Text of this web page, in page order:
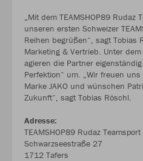
„Mit dem TEAMSHOP89 Rudaz
unseren ersten Schweizer
Reihen begrüßen“, sagt Tobias
Marketing & Vertrieb. Unter
agieren die Partner
Perfektion“ um. „Wir freuen
Marke JAKO und wünschen
Zukunft“, sagt Tobias Röschl.
Adresse:
TEAMSHOP89 Rudaz Teamsport
Schwarzseestraße 27
1712 Tafers